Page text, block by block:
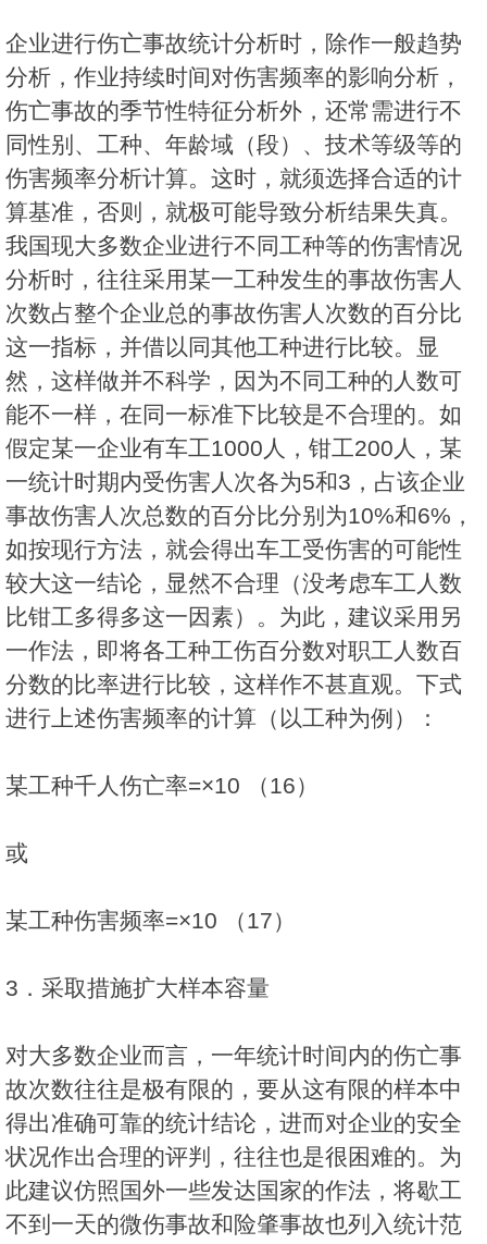
企业进行伤亡事故统计分析时，除作一般趋势
分析，作业持续时间对伤害频率的影响分析，
伤亡事故的季节性特征分析外，还常需进行不
同性别、工种、年龄域（段）、技术等级等的
伤害频率分析计算。这时，就须选择合适的计
算基准，否则，就极可能导致分析结果失真。
我国现大多数企业进行不同工种等的伤害情况
分析时，往往采用某一工种发生的事故伤害人
次数占整个企业总的事故伤害人次数的百分比
这一指标，并借以同其他工种进行比较。显
然，这样做并不科学，因为不同工种的人数可
能不一样，在同一标准下比较是不合理的。如
假定某一企业有车工1000人，钳工200人，某
一统计时期内受伤害人次各为5和3，占该企业
事故伤害人次总数的百分比分别为10%和6%，
如按现行方法，就会得出车工受伤害的可能性
较大这一结论，显然不合理（没考虑车工人数
比钳工多得多这一因素）。为此，建议采用另
一作法，即将各工种工伤百分数对职工人数百
分数的比率进行比较，这样作不甚直观。下式
进行上述伤害频率的计算（以工种为例）：
某工种千人伤亡率=×10 （16）
或
某工种伤害频率=×10 （17）
3．采取措施扩大样本容量
对大多数企业而言，一年统计时间内的伤亡事
故次数往往是极有限的，要从这有限的样本中
得出准确可靠的统计结论，进而对企业的安全
状况作出合理的评判，往往也是很困难的。为
此建议仿照国外一些发达国家的作法，将歇工
不到一天的微伤事故和险肇事故也列入统计范